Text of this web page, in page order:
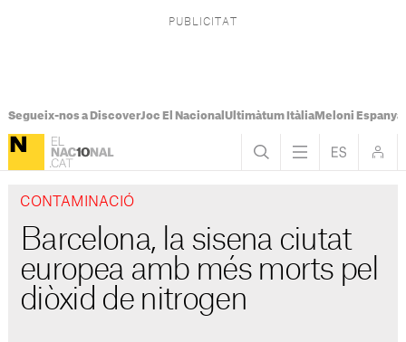
Segueix-nos a DiscoverJoc El Nacional Ultimàtum ItàliaMeloni Espanya
CONTAMINACIÓ
Barcelona, la sisena ciutat
europea amb més morts pel
diòxid de nitrogen